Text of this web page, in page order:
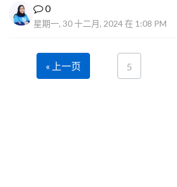
0
星期一, 30 十二月, 2024 在 1:08 PM
« 上一页 5